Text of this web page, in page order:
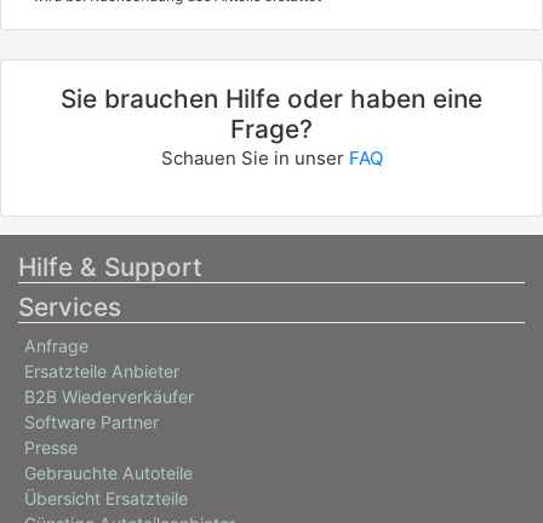
Sie brauchen Hilfe oder haben eine
Frage?
Schauen Sie in unser FAQ
Hilfe & Support
Services
Anfrage
Ersatzteile Anbieter
B2B Wiederverkäufer
Software Partner
Presse
Gebrauchte Autoteile
Übersicht Ersatzteile